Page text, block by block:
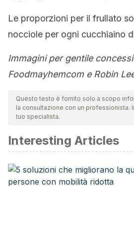
Le proporzioni per il frullato
nocciole per ogni cucchiaino
Immagini per gentile
Foodmayhemcom e Robin
Questo testo è fornito solo a scopo
la consultazione con un professionista.
tuo specialista.
Interesting Articles